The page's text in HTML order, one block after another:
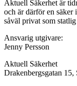
Aktuell Säkerhet är
och är därför en säker
såväl privat som
Ansvarig utgivare:
Jenny Persson
Aktuell Säkerhet
Drakenbergsgatan 15,